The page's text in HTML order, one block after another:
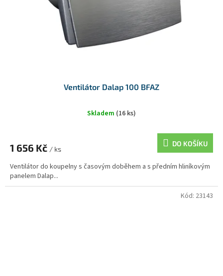
Ventilátor Dalap 100 BFAZ
Skladem (16 ks)
1 656 Kč / ks
DO KOŠÍKU
Ventilátor do koupelny s časovým doběhem a s předním hliníkovým
panelem Dalap...
Kód: 23143